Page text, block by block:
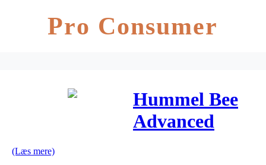
Pro Consumer
Hummel Bee
Advanced
(Læs mere)